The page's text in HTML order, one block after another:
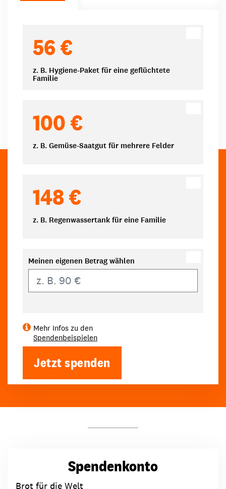
56 €
z. B. Hygiene-Paket für eine geflüchtete
Familie
100 €
z. B. Gemüse-Saatgut für mehrere Felder
148 €
z. B. Regenwassertank für eine Familie
Meinen eigenen Betrag wählen
Mehr Infos zu den
Spendenbeispielen
Jetzt spenden
Spendenkonto
Brot für die Welt